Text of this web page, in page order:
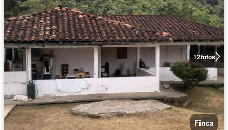
12fotos
Finca